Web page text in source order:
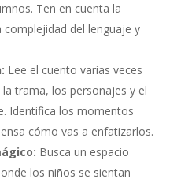
Ten en cuenta la
del lenguaje y
Lee el cuento varias veces
trama, los personajes y el
Identifica los momentos
cómo vas a enfatizarlos.
Busca un espacio
los niños se sientan